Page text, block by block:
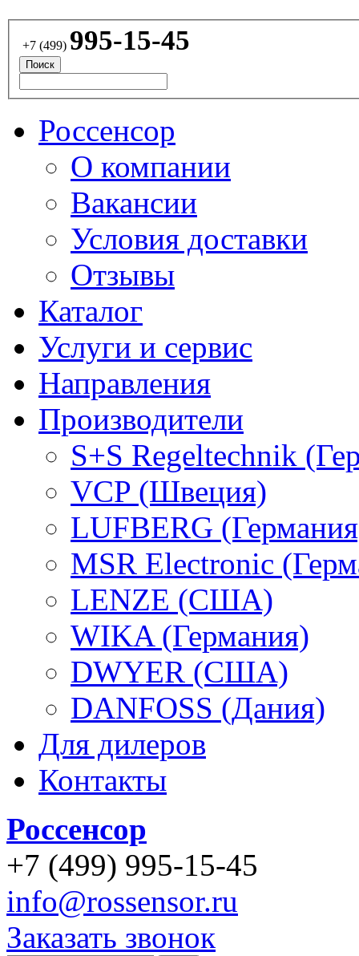
+7 (499) 995-15-45
Россенсор
О компании
Вакансии
Условия доставки
Отзывы
Каталог
Услуги и сервис
Направления
Производители
S+S Regeltechnik
VCP (Швеция)
LUFBERG
MSR Electronic
LENZE (США)
WIKA (Германия)
DWYER (США)
DANFOSS (Дания)
Для дилеров
Контакты
Россенсор
+7 (499) 995-15-45
info@rossensor.ru
Заказать звонок